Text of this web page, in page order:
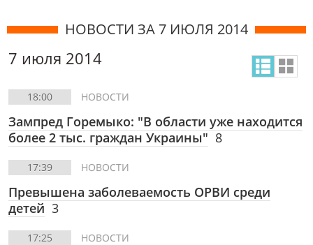
НОВОСТИ ЗА 7 ИЮЛЯ 2014
7 июля 2014
18:00 НОВОСТИ
Зампред Горемыко: "В области уже находится
более 2 тыс. граждан Украины" 8
17:39 НОВОСТИ
Превышена заболеваемость ОРВИ среди
детей 3
17:25 НОВОСТИ